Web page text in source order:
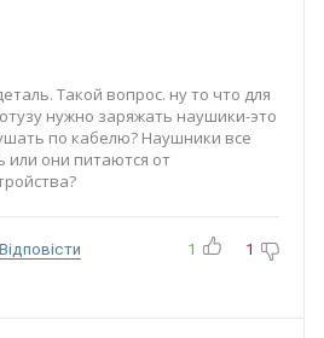
Такой вопрос. ну то что для
нужно заряжать наушики-это
по кабелю? Наушники все
или они питаются от
Відповісти 1 1